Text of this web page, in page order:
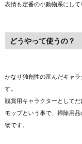
表情も定番の小動物系にして
どうやって使うの？
かなり独創性の富んだキャ
す。
観賞用キャラクターとしてだ
モップという事で、掃除用
物です。